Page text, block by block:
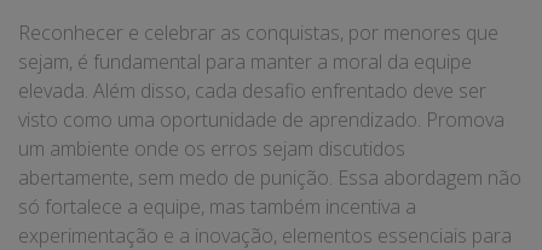
Reconhecer e celebrar as conquistas, por menores que
sejam, é fundamental para manter a moral da equipe
elevada. Além disso, cada desafio enfrentado deve ser
visto como uma oportunidade de aprendizado. Promova
um ambiente onde os erros sejam discutidos
abertamente, sem medo de punição. Essa abordagem não
só fortalece a equipe, mas também incentiva a
experimentação e a inovação, elementos essenciais para